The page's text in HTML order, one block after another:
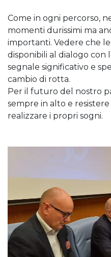
Come in ogni percorso,
momenti durissimi ma
importanti. Vedere che
disponibili al dialogo
segnale significativo e
cambio di rotta.
Per il futuro del nostro
sempre in alto e
realizzare i propri sogni.